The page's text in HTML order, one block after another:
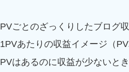
PVごとのざっくりしたブログ
1PVあたりの収益イメージ（
PVはあるのに収益が少ないと